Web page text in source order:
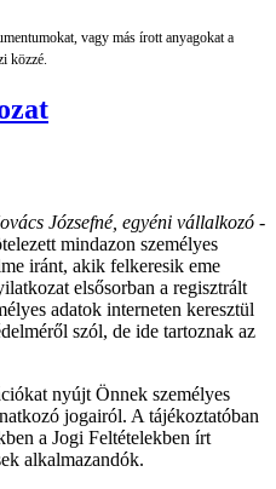
vagy más írott anyagokat a
közzé.
Józsefné, egyéni vállalkozó -
mindazon személyes
iránt, akik felkeresik eme
elsősorban a regisztrált
adatok interneten keresztül
szól, de ide tartoznak az
nyújt Önnek személyes
jogairól. A tájékoztatóban
a Jogi Feltételekben írt
alkalmazandók.